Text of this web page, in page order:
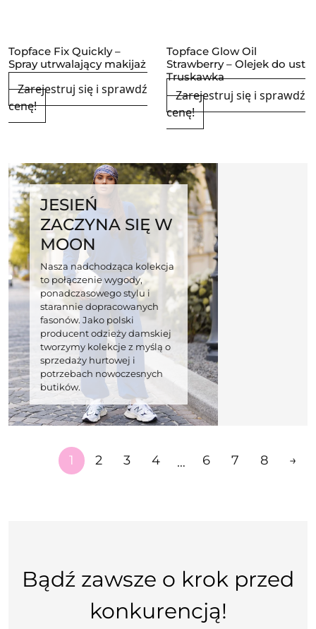
Topface Fix Quickly –
Spray utrwalający makijaż
Zarejestruj się i sprawdź
cenę!
Topface Glow Oil
Strawberry – Olejek do ust
Truskawka
Zarejestruj się i sprawdź
cenę!
JESIEŃ
ZACZYNA SIĘ W
MOON
Nasza nadchodząca kolekcja
to połączenie wygody,
ponadczasowego stylu i
starannie dopracowanych
fasonów. Jako polski
producent odzieży damskiej
tworzymy kolekcje z myślą o
sprzedaży hurtowej i
potrzebach nowoczesnych
butików.
1 2 3 4 … 6 7 8 →
Bądź zawsze o krok przed
konkurencją!